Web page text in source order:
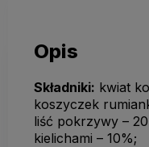
Opis
Składniki: kwiat
koszyczek
liść pokrzywy –
kielichami – 10%;